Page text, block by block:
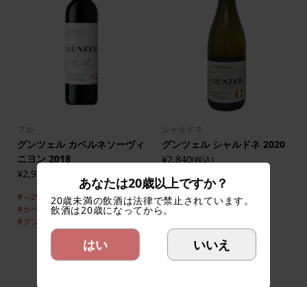
フル
グンツェル カベルネソーヴィ
ニヨン 2018
¥2,970
#～2999円
#カベルネ・ソーヴィニヨン
#グンツェル
シャルドネ
グンツェル シャルドネ 2020
¥2,840(税込)
#～2999円#グンツェル
#シャルドネ#白ワイン
あなたは20歳以上ですか？
20歳未満の飲酒は法律で禁止されています。
飲酒は20歳になってから。
はい いいえ